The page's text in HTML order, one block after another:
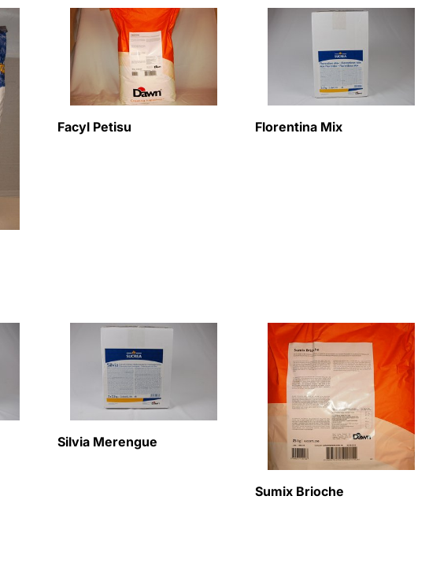
Facyl Petisu Florentina Mix
Silvia Merengue
Sumix Brioche